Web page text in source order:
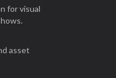
for visual
asset